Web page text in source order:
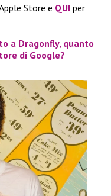
Store e QUI per
a Dragonfly, quanto
di Google?